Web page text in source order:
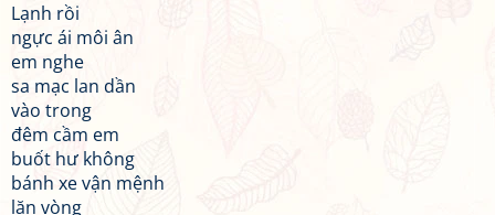
Lạnh rồi
ngực ái môi ân
em nghe
sa mạc lan dần
vào trong
đêm cầm em
buốt hư không
bánh xe vận mệnh
lăn vòng